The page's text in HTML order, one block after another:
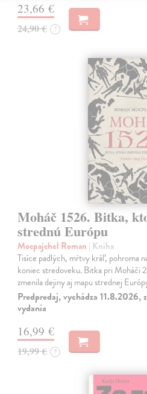
23,66 €
24,90 € ?
Moháč 1526. Bitka,
strednú Európu
Mocpajchel Roman | Kniha
Tisíce padlých, mŕtvy kráľ, pohroma
koniec stredoveku. Bitka pri Moháči
zmenila dejiny aj mapu strednej
Predpredaj, vychádza 11.8.2026,
vydania
16,99 €
19,99 € ?